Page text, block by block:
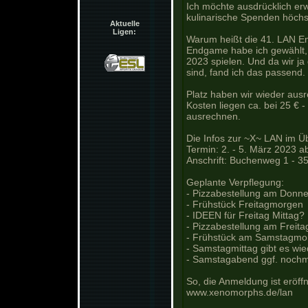
Aktuelle
Ligen:
Ich möchte ausdrücklich
kulinarische Spenden
Warum heißt die 41. LAN
Endgame habe ich
2023 spielen. Und da wir
sind, fand ich das passend.
Platz haben wir wieder
Kosten liegen ca. bei 25 €
ausrechnen.
Die Infos zur ~X~ LAN im
Termin: 2. - 5. März 2023
Anschrift: Buchenweg 1 -
Geplante Verpflegung:
- Pizzabestellung am
- Frühstück Freitagmorgen
- IDEEN für Freitag
- Pizzabestellung am
- Frühstück am
- Samstagmittag gibt es
- Samstagabend ggf.
So, die Anmeldung ist
www.xenomorphs.de/lan